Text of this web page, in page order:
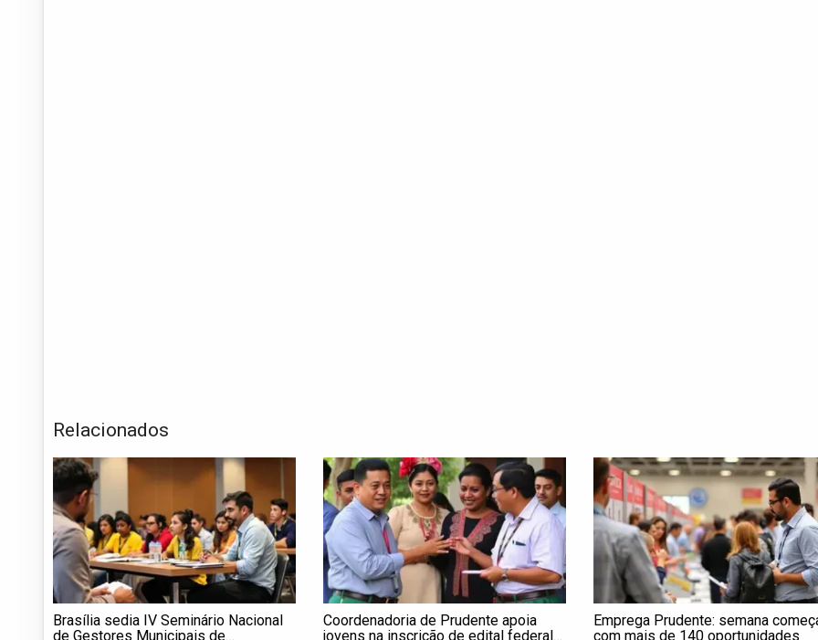
Relacionados
Brasília sedia IV Seminário Nacional
de Gestores Municipais de
Coordenadoria de Prudente apoia
jovens na inscrição de edital federal
Emprega Prudente: semana
com mais de 140 oportunidades